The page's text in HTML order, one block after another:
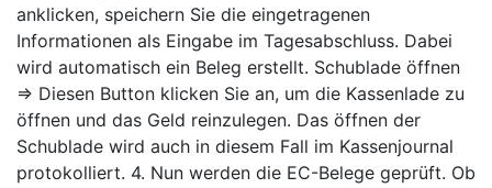
anklicken, speichern Sie die eingetragenen
Informationen als Eingabe im Tagesabschluss. Dabei
wird automatisch ein Beleg erstellt. Schublade öffnen
⇒ Diesen Button klicken Sie an, um die Kassenlade zu
öffnen und das Geld reinzulegen. Das öffnen der
Schublade wird auch in diesem Fall im Kassenjournal
protokolliert. 4. Nun werden die EC-Belege geprüft. Ob